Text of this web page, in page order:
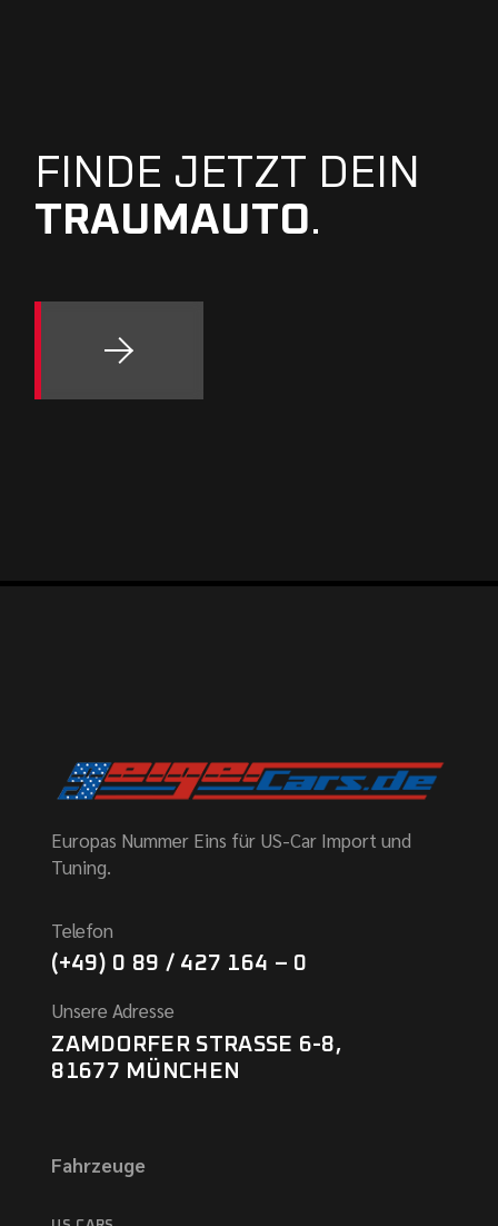
FINDE JETZT DEIN
TRAUMAUTO.
Europas Nummer Eins für US-Car Import und
Tuning.
Telefon
(+49) 0 89 / 427 164 – 0
Unsere Adresse
ZAMDORFER STRASSE 6-8,
81677 MÜNCHEN
Fahrzeuge